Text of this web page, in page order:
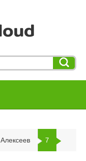
Алексеев 7